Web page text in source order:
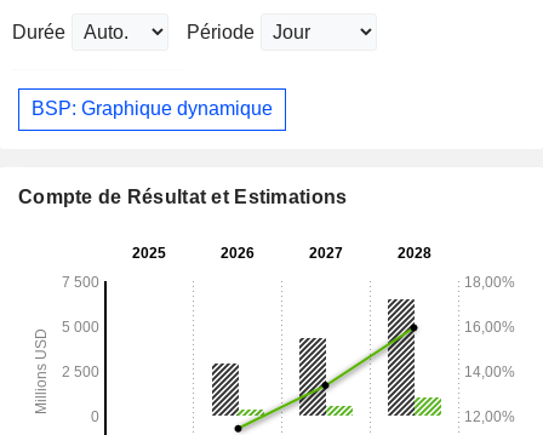
Durée Période
BSP: Graphique dynamique
Compte de Résultat et Estimations